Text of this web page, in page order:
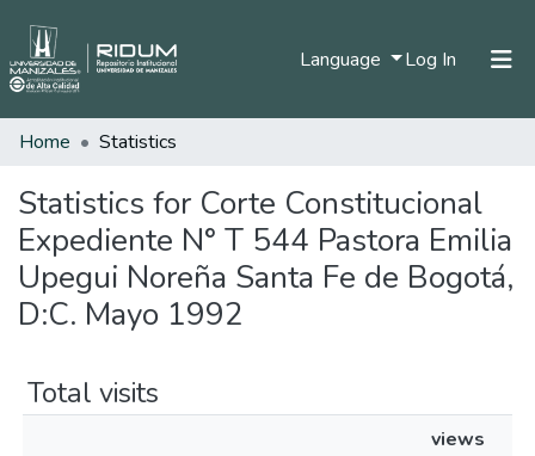
Language Log In (current)
Communities & Collections
All of DSpace
Home Statistics
Statistics for Corte Constitucional
Expediente N° T 544 Pastora Emilia
Upegui Noreña Santa Fe de Bogotá,
D:C. Mayo 1992
Total visits
views